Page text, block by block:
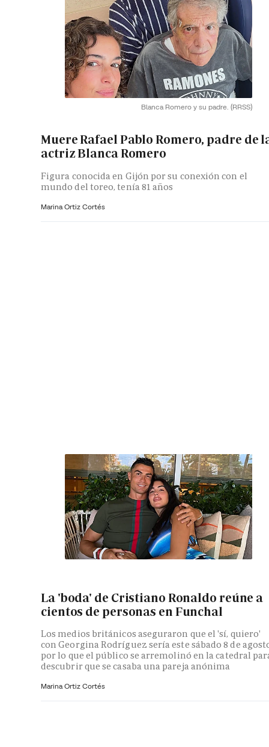
Blanca Romero y su padre. (RRSS)
Muere Rafael Pablo Romero, padre de
actriz Blanca Romero
Figura conocida en Gijón por su conexión con el
mundo del toreo, tenía 81 años
Marina Ortiz Cortés
La 'boda' de Cristiano Ronaldo reúne a
cientos de personas en Funchal
Los medios británicos aseguraron que el 'sí, quiero'
con Georgina Rodríguez sería este sábado 8 de
por lo que el público se arremolinó en la catedral
descubrir que se casaba una pareja anónima
Marina Ortiz Cortés